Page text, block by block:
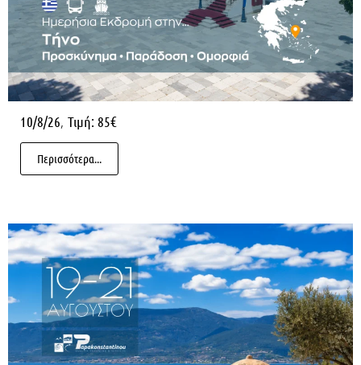
10/8/26, Τιμή: 85€
Περισσότερα...